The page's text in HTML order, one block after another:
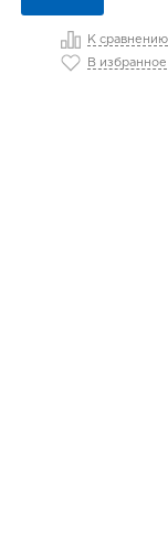
К сравнению
В избранное